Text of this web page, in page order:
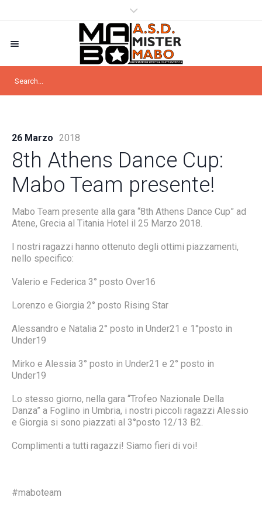
26 Marzo 2018
8th Athens Dance Cup:
Mabo Team presente!
Mabo Team presente alla gara “8th Athens Dance Cup” ad
Atene, Grecia al Titania Hotel il 25 Marzo 2018.
I nostri ragazzi hanno ottenuto degli ottimi piazzamenti,
nello specifico:
Valerio e Federica 3° posto Over16
Lorenzo e Giorgia 2° posto Rising Star
Alessandro e Natalia 2° posto in Under21 e 1°posto in
Under19
Mirko e Alessia 3° posto in Under21 e 2° posto in
Under19
Lo stesso giorno, nella gara “Trofeo Nazionale Della
Danza” a Foglino in Umbria, i nostri piccoli ragazzi Alessio
e Giorgia si sono piazzati al 3°posto 12/13 B2.
Complimenti a tutti ragazzi! Siamo fieri di voi!
#maboteam